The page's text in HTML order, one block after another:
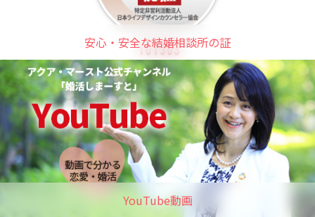
安心・安全な結婚相談所の証
YouTube動画